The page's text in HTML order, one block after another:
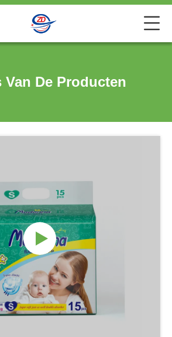
Van De Producten